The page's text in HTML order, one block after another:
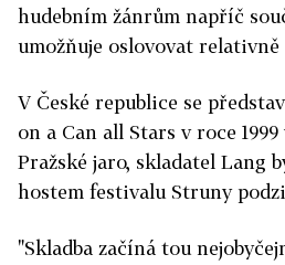
hudebním žánrům napříč
umožňuje oslovovat
V České republice se
on a Can all Stars v roce
Pražské jaro, skladatel Lang
hostem festivalu Struny
"Skladba začíná tou